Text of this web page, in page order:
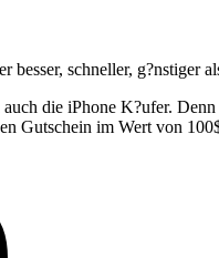
besser, schneller, g?nstiger
die iPhone K?ufer.
Gutschein im Wert von